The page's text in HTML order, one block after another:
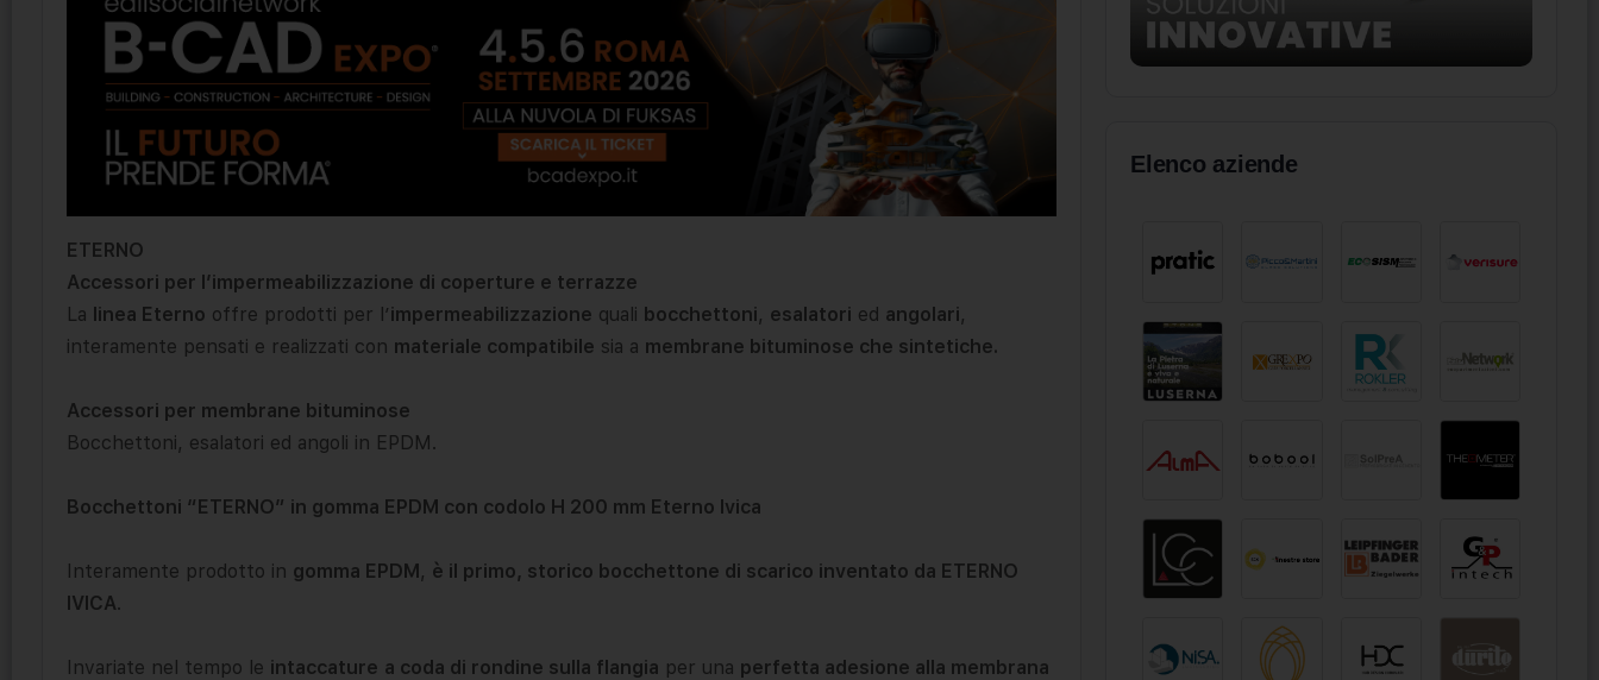
ETERNO
Accessori per l’impermeabilizzazione di coperture e terrazze
La linea Eterno offre prodotti per l’impermeabilizzazione quali bocchettoni, esalatori ed angolari,
interamente pensati e realizzati con materiale compatibile sia a membrane bituminose che sintetiche.
Accessori per membrane bituminose
Bocchettoni, esalatori ed angoli in EPDM.
Bocchettoni “ETERNO” in gomma EPDM con codolo H 200 mm Eterno Ivica
Interamente prodotto in gomma EPDM, è il primo, storico bocchettone di scarico inventato da ETERNO
IVICA.
Invariate nel tempo le intaccature a coda di rondine sulla flangia per una perfetta adesione alla membrana
Elenco aziende